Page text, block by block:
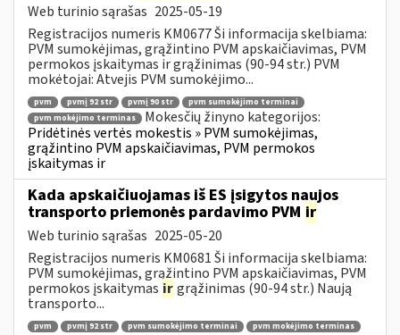
Web turinio sąrašas 2025-05-19
Registracijos numeris KM0677 Ši informacija skelbiama:
PVM sumokėjimas, grąžintino PVM apskaičiavimas, PVM
permokos įskaitymas ir grąžinimas (90-94 str.) PVM
mokėtojai: Atvejis PVM sumokėjimo...
pvm pvmį 92 str pvmį 90 str
pvm sumokėjimo terminai
pvm mokėjimo terminas
Mokesčių žinyno kategorijos:
Pridėtinės vertės mokestis » PVM sumokėjimas,
grąžintino PVM apskaičiavimas, PVM permokos
įskaitymas ir
Kada apskaičiuojamas iš ES įsigytos naujos
transporto priemonės pardavimo PVM ir
Web turinio sąrašas 2025-05-20
Registracijos numeris KM0681 Ši informacija skelbiama:
PVM sumokėjimas, grąžintino PVM apskaičiavimas, PVM
permokos įskaitymas irgrąžinimas (90-94 str.) Naują
transporto...
pvm pvmį 92 str pvm sumokėjimo terminai
pvm mokėjimo terminas